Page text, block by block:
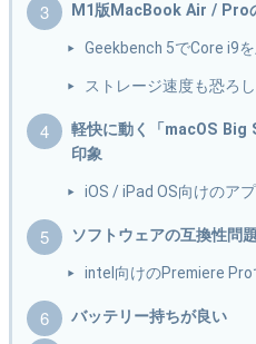
M1版MacBook Air / Pro
Geekbench 5でCore i9
ストレージ速度も恐ろ
軽快に動く「macOS Big
印象
iOS / iPad OS向けのア
ソフトウェアの互換性問
intel向けのPremiere
バッテリー持ちが良い